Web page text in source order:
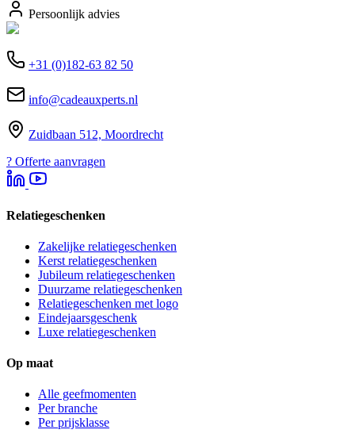
Persoonlijk advies
+31 (0)182-63 82 50
info@cadeauxperts.nl
Zuidbaan 512, Moordrecht
? Offerte aanvragen
Relatiegeschenken
Zakelijke relatiegeschenken
Kerst relatiegeschenken
Jubileum relatiegeschenken
Duurzame relatiegeschenken
Relatiegeschenken met logo
Eindejaarsgeschenk
Luxe relatiegeschenken
Op maat
Alle geefmomenten
Per branche
Per prijsklasse